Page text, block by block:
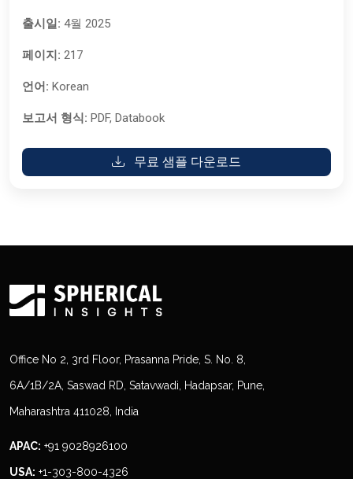
출시일: 4월 2025
페이지: 217
언어: Korean
보고서 형식: PDF, Databook
무료 샘플 다운로드
Office No 2, 3rd Floor, Prasanna Pride, S. No. 8,
6A/1B/2A, Saswad RD, Satavwadi, Hadapsar, Pune,
Maharashtra 411028, India
APAC: +91 9028926100
USA: +1-303-800-4326